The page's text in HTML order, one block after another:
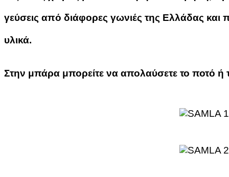
γεύσεις από διάφορες γωνιές της Ελλάδας και
υλικά.
Στην μπάρα μπορείτε να απολαύσετε το ποτό ή